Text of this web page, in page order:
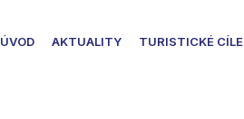
ÚVOD AKTUALITY TURISTICKÉ CÍLE